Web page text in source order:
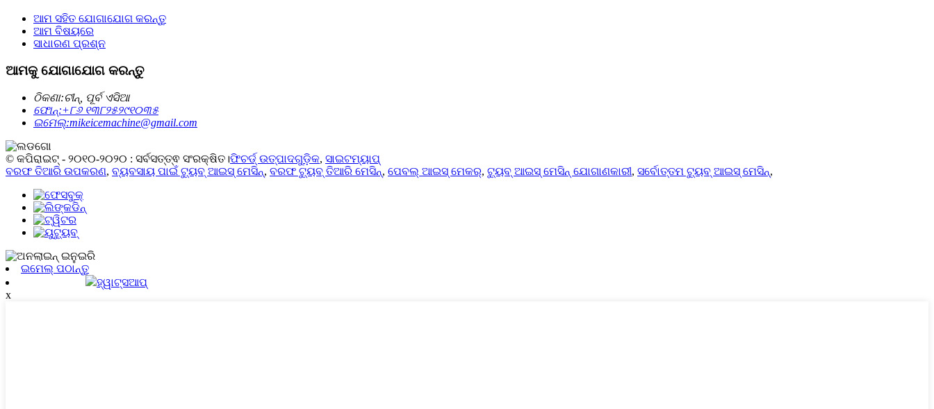
ଆମ ସହିତ ଯୋଗାଯୋଗ କରନ୍ତୁ
ଆମ ବିଷୟରେ
ସାଧାରଣ ପ୍ରଶ୍ନ
ଆମକୁ ଯୋଗାଯୋଗ କରନ୍ତୁ
ଠିକଣା:ଚୀନ୍, ପୂର୍ବ ଏସିଆ
ଫୋନ୍:+୮୬ ୧୩୮୨୫୨୯୧୦୩୫
ଇମେଲ୍:mikeicemachine@gmail.com
© କପିରାଇଟ୍ - ୨୦୧୦-୨୦୨୦ : ସର୍ବସତ୍ତ୍ଵ ସଂରକ୍ଷିତ।ଫିଚର୍ଡ୍ ଉତ୍ପାଦଗୁଡ଼ିକ, ସାଇଟମ୍ୟାପ୍
ବରଫ ତିଆରି ଉପକରଣ, ବ୍ୟବସାୟ ପାଇଁ ଟ୍ୟୁବ୍ ଆଇସ୍ ମେସିନ୍, ବରଫ ଟ୍ୟୁବ୍ ତିଆରି ମେସିନ୍, ପେବଲ୍ ଆଇସ୍ ମେକର୍, ଟ୍ୟୁବ୍ ଆଇସ୍ ମେସିନ୍ ଯୋଗାଣକାରୀ, ସର୍ବୋତ୍ତମ ଟ୍ୟୁବ୍ ଆଇସ୍ ମେସିନ୍,
ଇମେଲ୍ ପଠାନ୍ତୁ
ହ୍ୱାଟ୍ସଆପ୍
x